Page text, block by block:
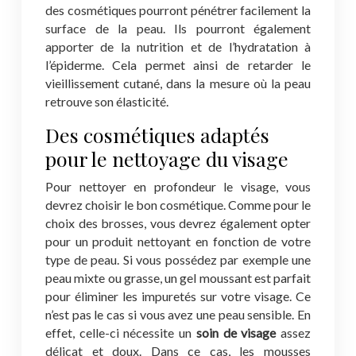
des cosmétiques pourront pénétrer facilement la
surface de la peau. Ils pourront également
apporter de la nutrition et de l’hydratation à
l’épiderme. Cela permet ainsi de retarder le
vieillissement cutané, dans la mesure où la peau
retrouve son élasticité.
Des cosmétiques adaptés
pour le nettoyage du visage
Pour nettoyer en profondeur le visage, vous
devrez choisir le bon cosmétique. Comme pour le
choix des brosses, vous devrez également opter
pour un produit nettoyant en fonction de votre
type de peau. Si vous possédez par exemple une
peau mixte ou grasse, un gel moussant est parfait
pour éliminer les impuretés sur votre visage. Ce
n’est pas le cas si vous avez une peau sensible. En
effet, celle-ci nécessite un soin de visageassez
délicat et doux. Dans ce cas, les mousses